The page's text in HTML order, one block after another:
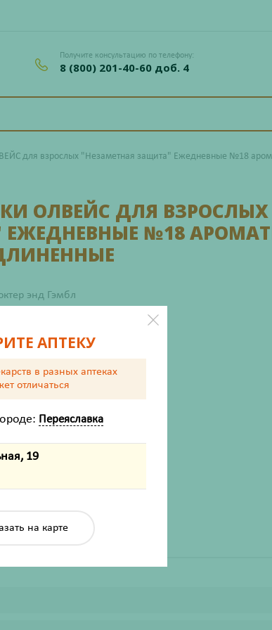
Получите консультацию по телефону:
8 (800) 201-40-60 доб. 4
для взрослых "Незаметная защита" Ежедневные №18
ОЛВЕЙС ДЛЯ
№18
энд Гэмбл
Нет
АПТЕКУ
в разных аптеках
отличаться
Переяславка
19
на карте